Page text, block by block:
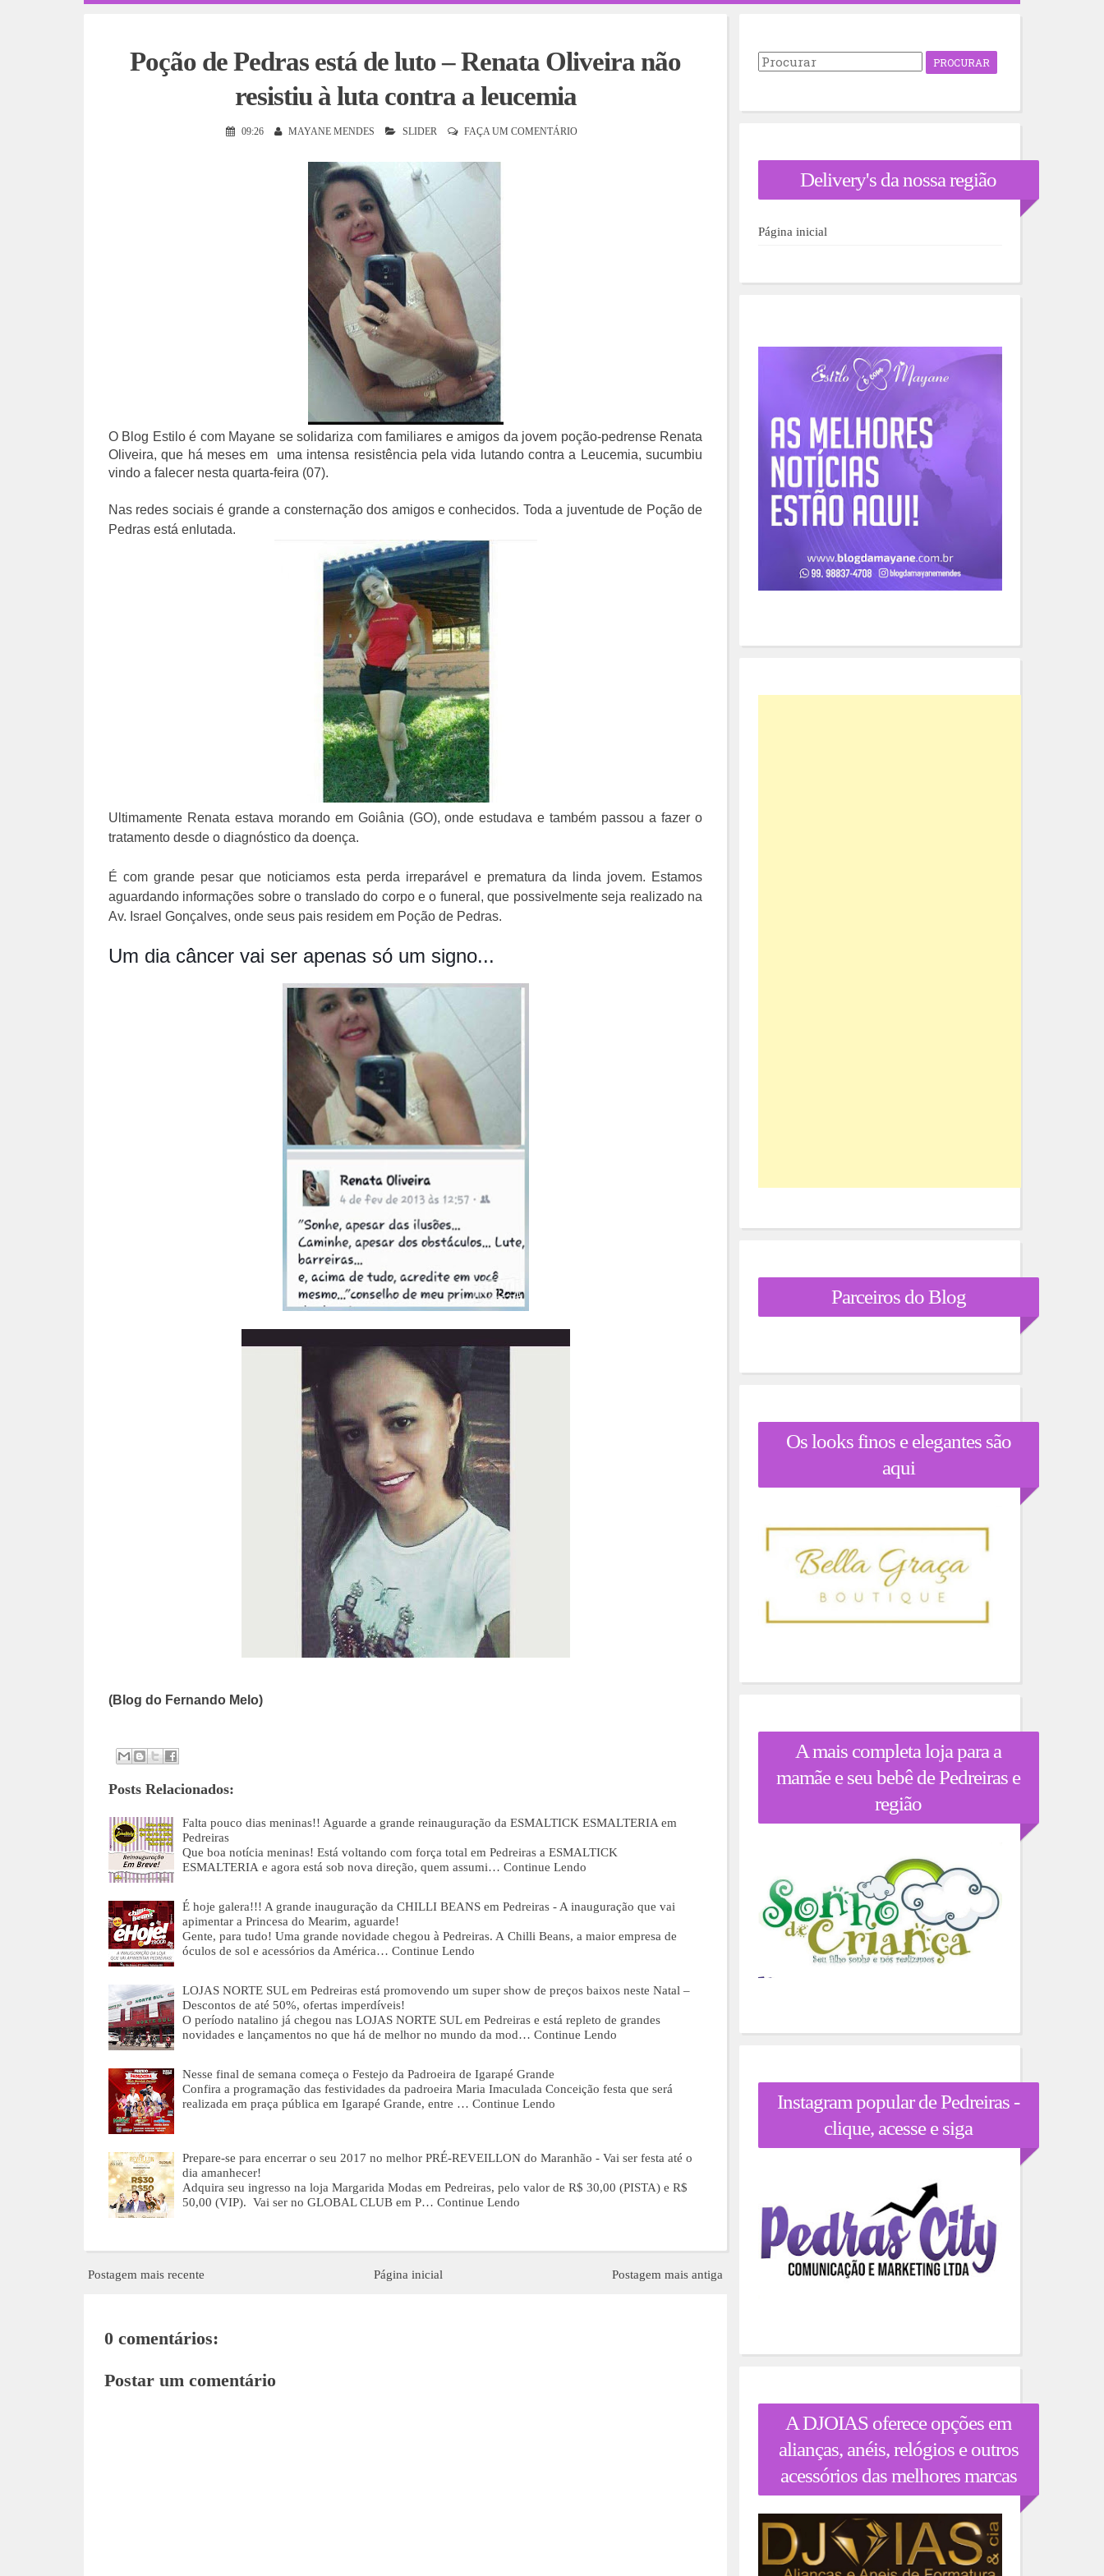
Poção de Pedras está de luto – Renata Oliveira não
resistiu à luta contra a leucemia
09:26 MAYANE MENDES SLIDER FAÇA UM COMENTÁRIO
O Blog Estilo é com Mayane se solidariza com familiares e amigos da jovem poção-pedrense Renata
Oliveira, que há meses em
uma intensa resistência pela vida lutando contra a Leucemia, sucumbiu
vindo a falecer nesta quarta-feira (07).
Nas redes sociais é grande a consternação dos amigos e conhecidos. Toda a juventude de Poção de
Pedras está enlutada.
Ultimamente Renata estava morando em Goiânia (GO), onde estudava e também passou a fazer o
tratamento desde o diagnóstico da doença.
É com grande pesar que noticiamos esta perda irreparável e prematura da linda jovem. Estamos
aguardando informações sobre o translado do corpo e o funeral, que possivelmente seja realizado na
Av. Israel Gonçalves, onde seus pais residem em Poção de Pedras.
Um dia câncer vai ser apenas só um signo...
(Blog do Fernando Melo)
Posts Relacionados:
Falta pouco dias meninas!! Aguarde a grande reinauguração da ESMALTICK ESMALTERIA em
Pedreiras
Que boa notícia meninas! Está voltando com força total em Pedreiras a ESMALTICK
ESMALTERIA e agora está sob nova direção, quem assumi… Continue Lendo
É hoje galera!!! A grande inauguração da CHILLI BEANS em Pedreiras - A inauguração que vai
apimentar a Princesa do Mearim, aguarde!
Gente, para tudo! Uma grande novidade chegou à Pedreiras. A Chilli Beans, a maior empresa de
óculos de sol e acessórios da América… Continue Lendo
LOJAS NORTE SUL em Pedreiras está promovendo um super show de preços baixos neste Natal –
Descontos de até 50%, ofertas imperdíveis!
O período natalino já chegou nas LOJAS NORTE SUL em Pedreiras e está repleto de grandes
novidades e lançamentos no que há de melhor no mundo da mod… Continue Lendo
Nesse final de semana começa o Festejo da Padroeira de Igarapé Grande
Confira a programação das festividades da padroeira Maria Imaculada Conceição festa que será
realizada em praça pública em Igarapé Grande, entre … Continue Lendo
Prepare-se para encerrar o seu 2017 no melhor PRÉ-REVEILLON do Maranhão - Vai ser festa até o
dia amanhecer!
Adquira seu ingresso na loja Margarida Modas em Pedreiras, pelo valor de R$ 30,00 (PISTA) e R$
50,00 (VIP). Vai ser no GLOBAL CLUB em P… Continue Lendo
Postagem mais recente Postagem mais antiga
Página inicial
0 comentários:
Postar um comentário
P
r
r
Delivery's da nossa região
Página inicial
Parceiros do Blog
Os looks finos e elegantes são
aqui
A mais completa loja para a
mamãe e seu bebê de Pedreiras e
região
Instagram popular de Pedreiras -
clique, acesse e siga
A DJOIAS oferece opções em
alianças, anéis, relógios e outros
acessórios das melhores marcas